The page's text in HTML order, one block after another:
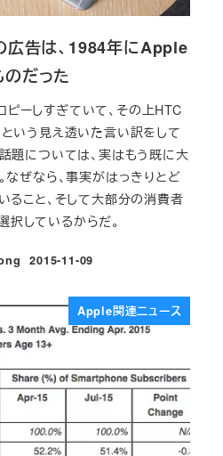
広告は、1984年にApple
だった
ーしすぎていて、その上HTC
いう見え透いた言い訳をして
題については、実はもう既に大
なぜなら、事実がはっきりとど
ること、そして大部分の消費者
しているからだ。
投稿日
2015-11-09
Apple関連ニュース